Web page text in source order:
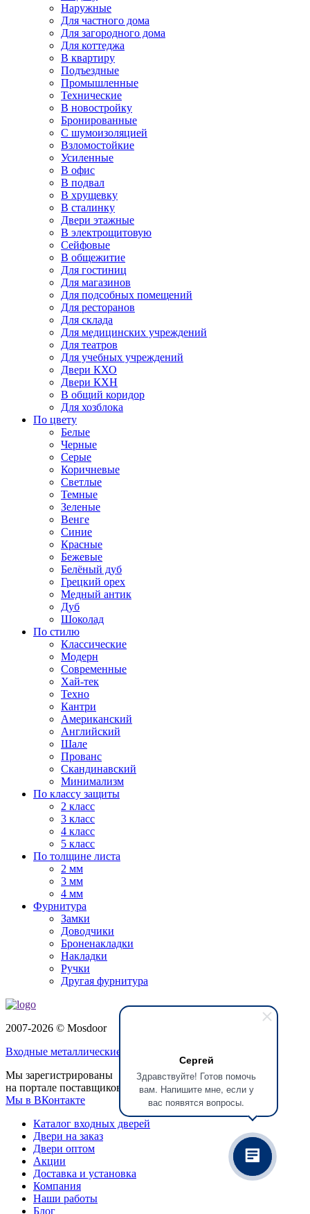
Сергей
Здравствуйте! Готов помочь
вам. Напишите мне, если у
вас появятся вопросы.
Наружные
Для частного дома
Для загородного дома
Для коттеджа
В квартиру
Подъездные
Промышленные
Технические
В новостройку
Бронированные
С шумоизоляцией
Взломостойкие
Усиленные
В офис
В подвал
В хрущевку
В сталинку
Двери этажные
В электрощитовую
Сейфовые
В общежитие
Для гостиниц
Для магазинов
Для подсобных помещений
Для ресторанов
Для склада
Для медицинских учреждений
Для театров
Для учебных учреждений
Двери КХО
Двери КХН
В общий коридор
Для хозблока
По цвету
Белые
Черные
Серые
Коричневые
Светлые
Темные
Зеленые
Венге
Синие
Красные
Бежевые
Белёный дуб
Грецкий орех
Медный антик
Дуб
Шоколад
По стилю
Классические
Модерн
Современные
Хай-тек
Техно
Кантри
Американский
Английский
Шале
Прованс
Скандинавский
Минимализм
По классу защиты
2 класс
3 класс
4 класс
5 класс
По толщине листа
2 мм
3 мм
4 мм
Фурнитура
Замки
Доводчики
Броненакладки
Накладки
Ручки
Другая фурнитура
2007-2026 © Mosdoor
Входные металлические двери
Мы зарегистрированы
на портале поставщиков
Мы в ВКонтакте
Каталог входных дверей
Двери на заказ
Двери оптом
Акции
Доставка и установка
Компания
Наши работы
Блог